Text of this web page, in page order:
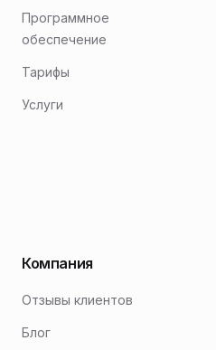
Программное
обеспечение
Тарифы
Услуги
Компания
Отзывы клиентов
Блог